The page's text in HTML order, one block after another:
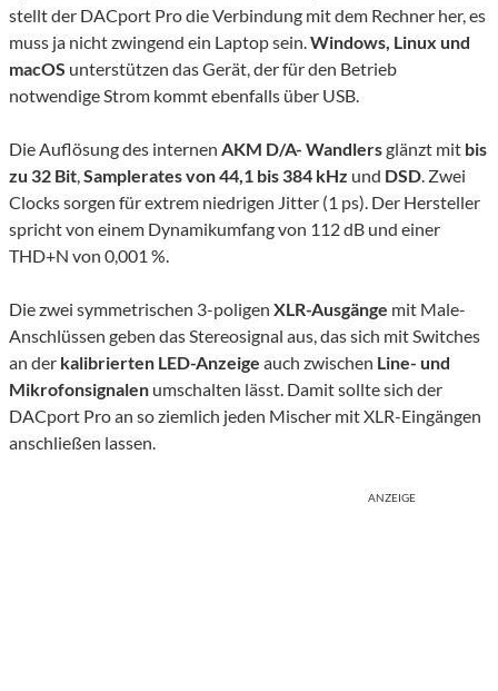
stellt der DACport Pro die Verbindung mit dem Rechner her, es
muss ja nicht zwingend ein Laptop sein.Windows, Linux und
macOS unterstützen das Gerät, der für den Betrieb
notwendige Strom kommt ebenfalls über USB.
Die Auflösung des internen AKM D/A- Wandlersglänzt mit bis
zu 32 Bit,Samplerates von 44,1 bis 384 kHz und DSD. Zwei
Clocks sorgen für extrem niedrigen Jitter (1 ps). Der Hersteller
spricht von einem Dynamikumfang von 112 dB und einer
THD+N von 0,001 %.
Die zwei symmetrischen 3-poligen XLR-Ausgänge mit Male-
Anschlüssen geben das Stereosignal aus, das sich mit Switches
an der kalibrierten LED-Anzeige auch zwischen Line- und
Mikrofonsignalen umschalten lässt. Damit sollte sich der
DACport Pro an so ziemlich jeden Mischer mit XLR-Eingängen
anschließen lassen.
ANZEIGE